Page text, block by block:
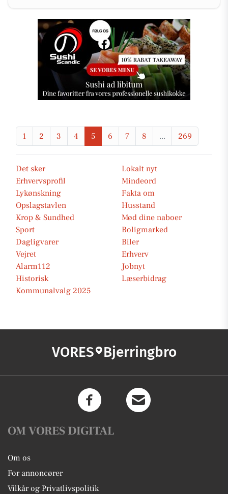
1 2 3 4 5 6 7 8 ... 269
Det sker
Lokalt nyt
Erhvervsprofil
Mindeord
Lykønskning
Fakta om
Opslagstavlen
Husstand
Krop & Sundhed
Mød dine naboer
Sport
Boligmarked
Dagligvarer
Biler
Vejret
Erhverv
Alarm112
Jobnyt
Historisk
Læserbidrag
Kommunalvalg 2025
VORES Bjerringbro
OM VORES DIGITAL
Om os
For annoncører
Vilkår og Privatlivspolitik